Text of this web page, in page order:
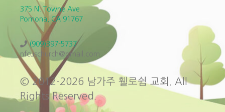
375 N. Towne Ave.
Pomona, CA 91767
(909)397-5737
nfcuschurch@gmail.com
© 2012-2026 남가주 휄로쉽 교회. All
Rights Reserved.